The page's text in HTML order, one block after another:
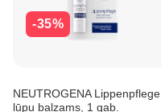
-35%
NEUTROGENA Lippenpflege
lūpu balzams, 1 gab.